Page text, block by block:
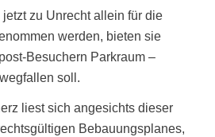
zu Unrecht allein für die
werden, bieten sie
Besuchern Parkraum –
soll.
liest sich angesichts dieser
Bebauungsplanes,